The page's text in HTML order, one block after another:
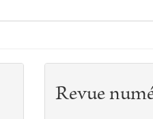
Revue